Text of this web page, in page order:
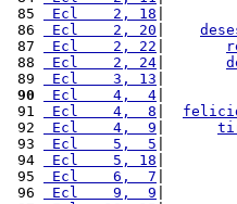
85
Ecl    2, 18 |
86
Ecl    2, 20
87
Ecl    2, 22
88
Ecl    2, 24
89
Ecl    3, 13 |
90
Ecl    4,  4 |
91
Ecl    4,  8
92
Ecl    4,  9
93
Ecl    5,  5
94
Ecl    5, 18
95
Ecl    6,  7 |
96
Ecl    9,  9